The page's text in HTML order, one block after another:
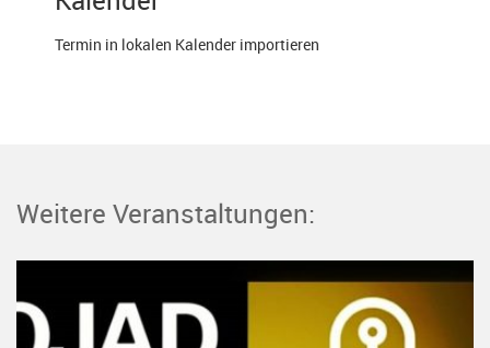
Termin in lokalen Kalender importieren
Weitere Veranstaltungen: